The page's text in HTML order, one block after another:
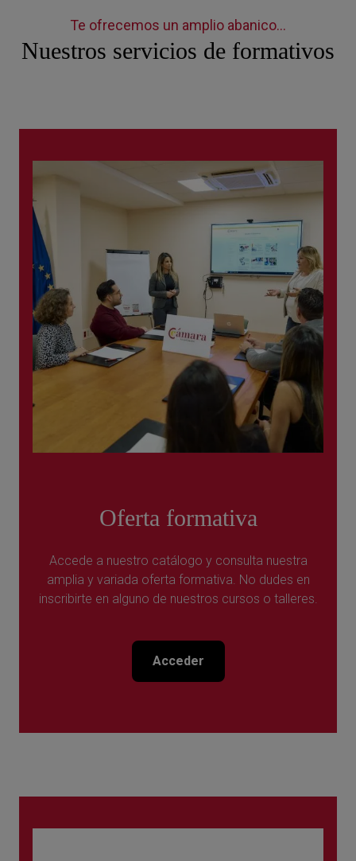
Te ofrecemos un amplio abanico...
Nuestros servicios de formativos
Oferta formativa
Accede a nuestro catálogo y consulta nuestra
amplia y variada oferta formativa. No dudes en
inscribirte en alguno de nuestros cursos o talleres.
Acceder